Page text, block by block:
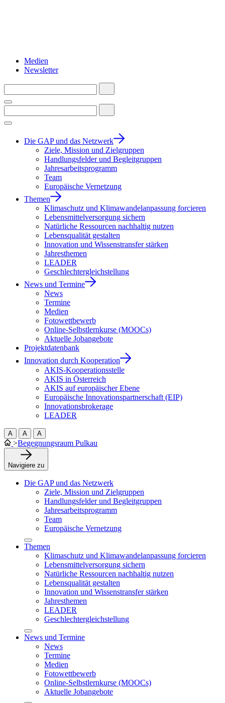
Medien
Newsletter
Die GAP und das Netzwerk
Ziele, Mission und Zielgruppen
Handlungsfelder und Begleitgruppen
Jahresarbeitsprogramm
Team
Europäische Vernetzung
Themen
Klimaschutz und Klimawandelanpassung forcieren
Lebensmittelversorgung sichern
Natürliche Ressourcen nachhaltig nutzen
Lebensqualität gestalten
Innovation und Wissenstransfer stärken
Jahresthemen
LEADER
Geschlechtergleichstellung
News und Termine
News
Termine
Medien
Fotowettbewerb
Online-Selbstlernkurse (MOOCs)
Aktuelle Jobangebote
Projektdatenbank
Innovation durch Kooperation
AKIS-Kooperationsstelle
AKIS in Österreich
AKIS auf europäischer Ebene
Europäische Innovationspartnerschaft (EIP)
Innovationsbrokerage
LEADER
A A A
>Begegnungsraum Pulkau
Navigiere zu
Die GAP und das Netzwerk
Ziele, Mission und Zielgruppen
Handlungsfelder und Begleitgruppen
Jahresarbeitsprogramm
Team
Europäische Vernetzung
Themen
Klimaschutz und Klimawandelanpassung forcieren
Lebensmittelversorgung sichern
Natürliche Ressourcen nachhaltig nutzen
Lebensqualität gestalten
Innovation und Wissenstransfer stärken
Jahresthemen
LEADER
Geschlechtergleichstellung
News und Termine
News
Termine
Medien
Fotowettbewerb
Online-Selbstlernkurse (MOOCs)
Aktuelle Jobangebote